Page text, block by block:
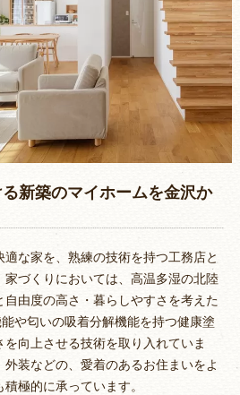
新築のマイホームを金沢か
な家を、熟練の技術を持つ工務店と
家づくりにおいては、高温多湿の北陸
由度の高さ・暮らしやすさを考えた
や匂いの吸着分解機能を持つ健康塗
向上させる技術を取り入れていま
装などの、愛着のあるお住まいをよ
極的に承っています。